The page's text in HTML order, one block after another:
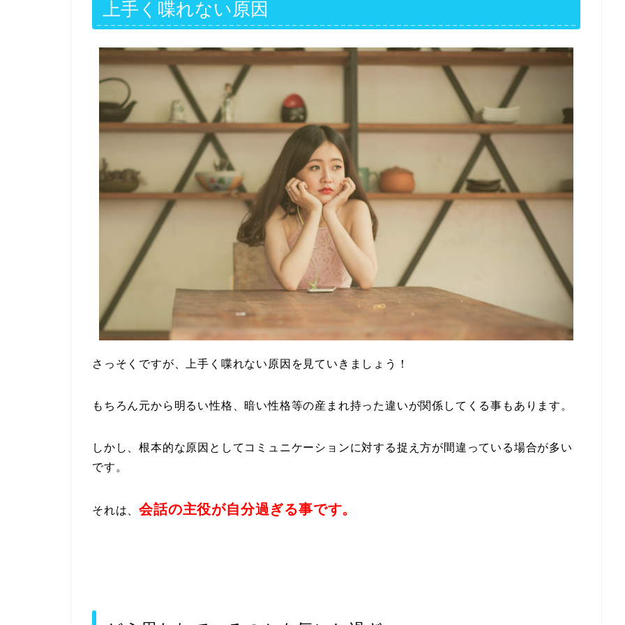
上手く喋れない原因
さっそくですが、上手く喋れない原因を見ていきましょう！
もちろん元から明るい性格、暗い性格等の産まれ持った違いが関係してくる事もあります。
しかし、根本的な原因としてコミュニケーションに対する捉え方が間違っている場合が多い
です。
それは、会話の主役が自分過ぎる事です。